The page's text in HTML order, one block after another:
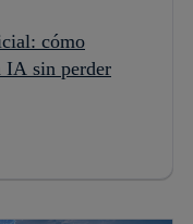
cómo
IA sin perder